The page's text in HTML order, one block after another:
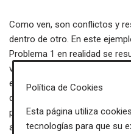
Como ven, son conflictos y
dentro de otro. En este
Problema 1 en realidad se
vida apesta, pero sos un
escuela», el hecho de
que va a ir teniendo
problemas. Y se van a ir
avanzando la historia,
Política de Cookies
Esta página utiliza
tecnologías para que su